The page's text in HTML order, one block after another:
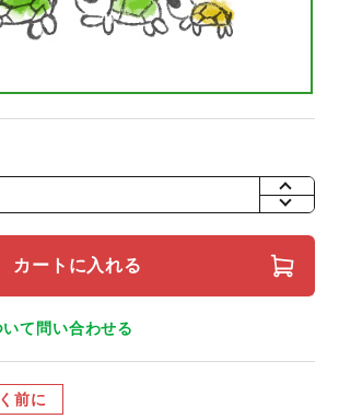
+
カートに入れる
て問い合わせる
前に